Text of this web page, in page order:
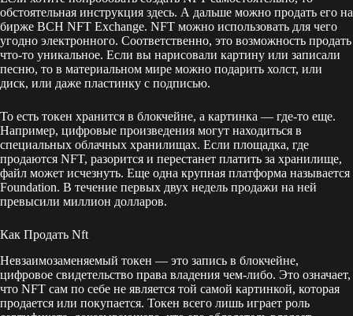
обстоятельная инструкция здесь. А дальше можно продать его на
бирже BCH NFT Exchange. NFT можно использовать для чего
угодно электронного. Соответственно, это возможность продать
что-то уникальное. Если вы нарисовали картину или записали
песню, то в материальном мире можно подарить холст, или
диск, или даже пластинку с подписью.
То есть токен хранится в блокчейне, а картинка — где-то еще.
Например, цифровые произведения могут находиться в
специальных облачных хранилищах. Если площадка, где
продаются NFT, разорится и перестанет платить за хранилище,
файл может исчезнуть. Еще одна крупная платформа называется
Foundation. В течение первых двух недель продажи на ней
превысили миллион долларов.
Как Продать Nft
Невзаимозаменяемый токен — это запись в блокчейне,
цифровое свидетельство права владения чем-либо. Это означает,
что NFT сам по себе не является той самой картинкой, которая
продается или покупается. Токен всего лишь играет роль